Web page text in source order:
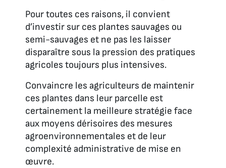
Pour toutes ces raisons, il convient
d’investir sur ces plantes sauvages ou
semi-sauvages et ne pas les laisser
disparaître sous la pression des pratiques
agricoles toujours plus intensives.
Convaincre les agriculteurs de maintenir
ces plantes dans leur parcelle est
certainement la meilleure stratégie face
aux moyens dérisoires des mesures
agroenvironnementales et de leur
complexité administrative de mise en
œuvre.